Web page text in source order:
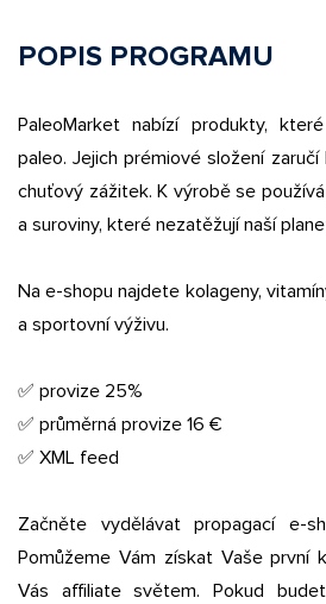
POPIS PROGRAMU
PaleoMarket nabízí produkty,
paleo. Jejich prémiové složení
chuťový zážitek. K výrobě se
a suroviny, které nezatěžují naší
Na e-shopu najdete kolageny,
a sportovní výživu.
✅ provize 25%
✅ průměrná provize 16 €
✅ XML feed
Začněte vydělávat propagací e-
Pomůžeme Vám získat Vaše první
Vás affiliate světem. Pokud